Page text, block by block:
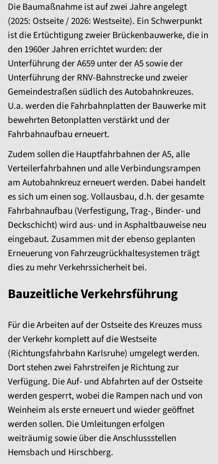
Die Baumaßnahme ist auf zwei Jahre angelegt
(2025: Ostseite / 2026: Westseite). Ein Schwerpunkt
ist die Ertüchtigung zweier Brückenbauwerke, die in
den 1960er Jahren errichtet wurden: der
Unterführung der A659 unter der A5 sowie der
Unterführung der RNV-Bahnstrecke und zweier
Gemeindestraßen südlich des Autobahnkreuzes.
U.a. werden die Fahrbahn­platten der Bauwerke mit
bewehrten Betonplatten verstärkt und der
Fahrbahn­aufbau erneuert.
Zudem sollen die Hauptfahrbahnen der A5, alle
Verteilerfahrbahnen und alle Verbindungsrampen
am Autobahnkreuz erneuert werden. Dabei handelt
es sich um einen sog. Vollausbau, d.h. der gesamte
Fahrbahn­aufbau (Verfestigung, Trag-, Binder- und
Deckschicht) wird aus- und in Asphalt­bauweise neu
eingebaut. Zusammen mit der ebenso geplanten
Erneuerung von Fahrzeug­rückhalte­systemen trägt
dies zu mehr Verkehrssicherheit bei.
Bauzeitliche Verkehrsführung
Für die Arbeiten auf der Ostseite des Kreuzes muss
der Verkehr komplett auf die Westseite
(Richtungsfahrbahn Karlsruhe) umgelegt werden.
Dort stehen zwei Fahrstreifen je Richtung zur
Verfügung. Die Auf- und Abfahrten auf der Ostseite
werden gesperrt, wobei die Rampen nach und von
Weinheim als erste erneuert und wieder geöffnet
werden sollen. Die Umleitungen erfolgen
weiträumig sowie über die Anschlussstellen
Hemsbach und Hirschberg.